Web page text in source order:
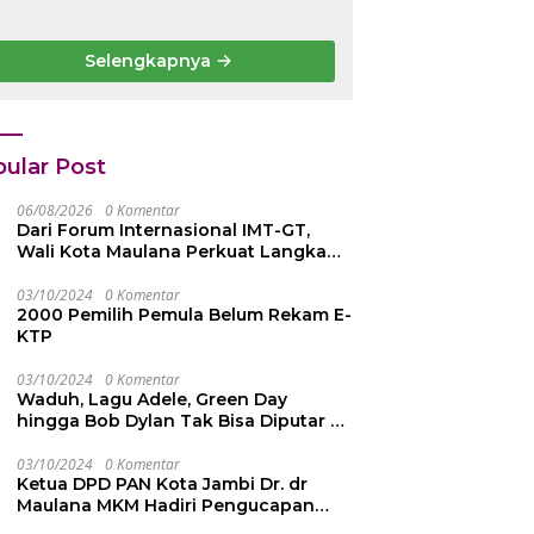
42 Juta
Bintang
Semangat Rimba
Emas dari
Selengkapnya
Post
06/08/2026 0 Komentar
Dari Forum Internasional IMT-GT,
Wali Kota Maulana Perkuat Langkah
03/10/2024 0 Komentar
2000 Pemilih Pemula Belum Rekam E-
KTP
03/10/2024 0 Komentar
Waduh, Lagu Adele, Green Day
hingga Bob Dylan Tak Bisa Diputar di
03/10/2024 0 Komentar
Ketua DPD PAN Kota Jambi Dr. dr
Maulana MKM Hadiri Pengucapan